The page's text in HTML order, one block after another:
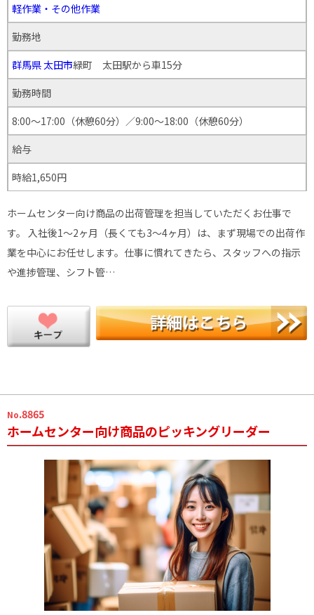
軽作業・その他作業
勤務地
群馬県太田市緑町 太田駅から車15分
勤務時間
8:00〜17:00（休憩60分）／9:00〜18:00（休憩60分）
給与
時給1,650円
ホームセンター向け商品の出荷管理を担当していただくお仕事で
す。 入社後1〜2ヶ月（長くても3〜4ヶ月）は、まず現場での出荷作
業を中心にお任せします。仕事に慣れてきたら、スタッフへの指示
や進捗管理、シフト管…
No.8865
ホームセンター向け商品のピッキングリーダー